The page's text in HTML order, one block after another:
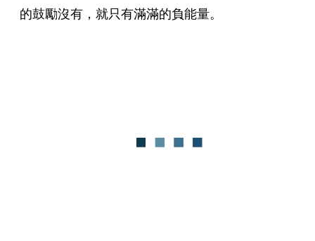
的鼓勵沒有，就只有滿滿的負能量。